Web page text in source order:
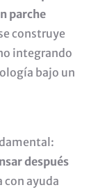
parche
construye
integrando
bajo un
después
con ayuda